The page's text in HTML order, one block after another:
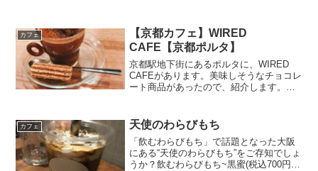
カフェ
【京都カフェ】WIRED
CAFE【京都ポルタ】
京都駅地下街にあるポルタに、WIRED
CAFEがあります。美味しそうなチョコレ
ート商品があったので、紹介します。濃
がセットでついてきました。とても濃厚
な少し酸味が...
カフェ 天使のわらびもち
「飲むわらびもち」で話題となった大阪
にある“天使のわらびもち”をご存知でしょ
うか？飲むわらびもち~黒蜜(税込700円)